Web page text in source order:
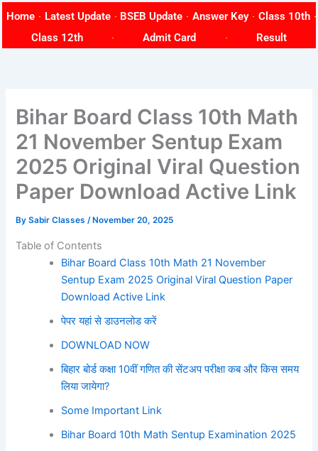
content
Home Latest Update BSEB Update Answer Key
Class 10th
Class 12th
Admit Card Result
Bihar Board Class 10th Math
21 November Sentup Exam
2025 Original Viral Question
Paper Download Active Link
BySabir Classes/ November 20, 2025
Table of Contents
Bihar Board Class 10th Math 21 November
Sentup Exam 2025 Original Viral Question Paper
Download Active Link
पेपर यहां से डाउनलोड करें
DOWNLOAD NOW
बिहार बोर्ड कक्षा 10वीं गणित की सेंटअप परीक्षा कब और किस समय
लिया जायेगा?
Some Important Link
Bihar Board 10th Math Sentup Examination 2025